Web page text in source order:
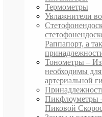
Термометры
Увлажнители
Раппапорт, а
Тонометры –
необходимы
артериальной
Пикфлоуметры
Пиковой